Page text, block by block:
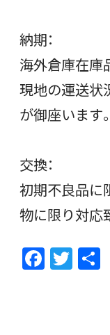
納期：
海外倉庫在庫
現地の運送状
が御座います。
交換：
初期不良品に
物に限り対応
F
ac
T
w